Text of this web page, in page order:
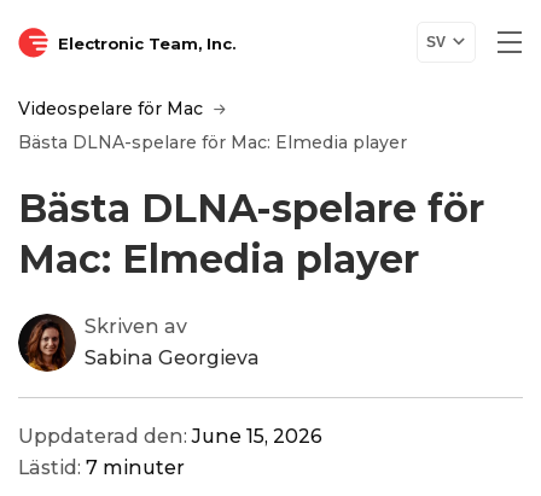
Electronic Team, Inc. SV
Videospelare för Mac
Bästa DLNA-spelare för Mac: Elmedia player
Bästa DLNA-spelare för
Mac: Elmedia player
Skriven av
Sabina Georgieva
Uppdaterad den:June 15, 2026
Lästid: 7 minuter